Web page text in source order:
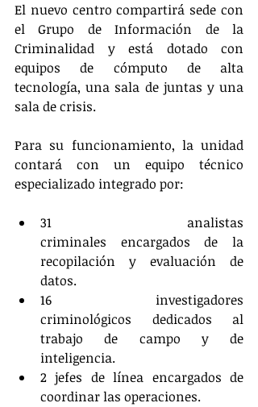
El nuevo centro compartirá sede con
el Grupo de Información de la
Criminalidad y está dotado con
equipos de cómputo de alta
tecnología, una sala de juntas y una
sala de crisis.
Para su funcionamiento, la unidad
contará con un equipo técnico
especializado integrado por:
31 analistas
criminales encargados de la
recopilación y evaluación de
datos.
16 investigadores
criminológicos dedicados al
trabajo de campo y de
inteligencia.
2 jefes de línea encargados de
coordinar las operaciones.